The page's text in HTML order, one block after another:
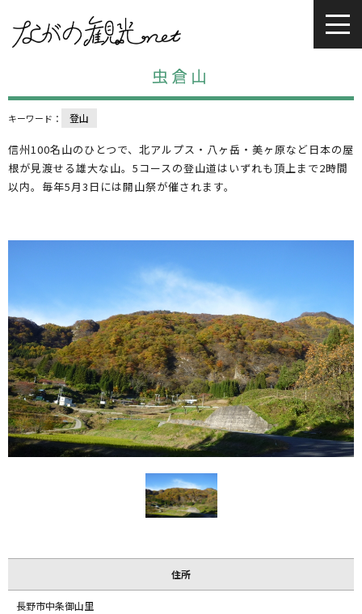
虫倉山
キーワード： 登山
信州100名山のひとつで、北アルプス・八ヶ岳・美ヶ原など日本の屋
根が見渡せる雄大な山。5コースの登山道はいずれも頂上まで2時間
以内。毎年5月3日には開山祭が催されます。
住所
長野市中条御山里